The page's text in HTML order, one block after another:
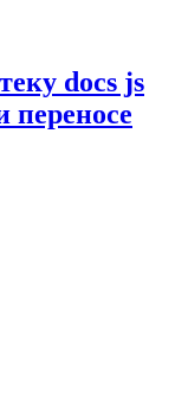
docs js
переносе